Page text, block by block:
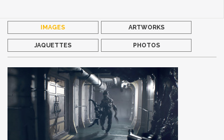
IMAGES ARTWORKS
JAQUETTES PHOTOS